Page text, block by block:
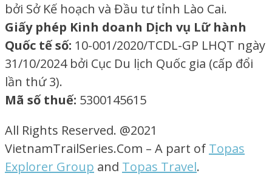
bởi Sở Kế hoạch và Đầu tư tỉnh Lào Cai.
Giấy phép Kinh doanh Dịch vụ Lữ hành
Quốc tế số: 10-001/2020/TCDL-GP LHQT ngày
31/10/2024 bởi Cục Du lịch Quốc gia (cấp đổi
lần thứ 3).
Mã số thuế: 5300145615
All Rights Reserved. @2021
VietnamTrailSeries.Com – A part of Topas
Explorer Group and Topas Travel.